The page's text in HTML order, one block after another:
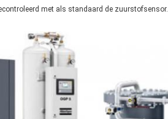
met als standaard de zuurstofsensor.